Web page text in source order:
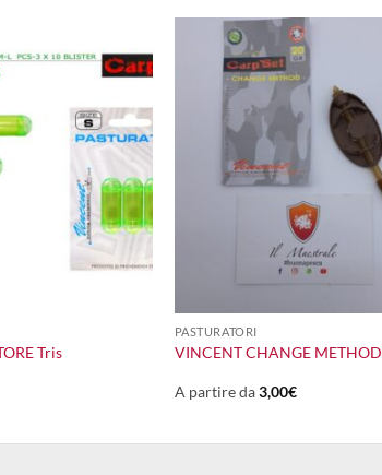
Tris
PASTURATORI
VINCENT CHANGE METHOD
A partire da3,00€